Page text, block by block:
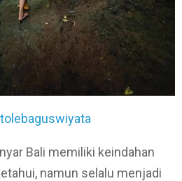
tolebaguswiyata
Bali memiliki keindahan
namun selalu menjadi